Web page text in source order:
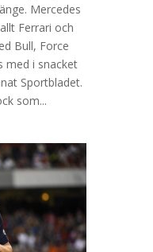
Mercedes
Ferrari och
Bull, Force
med i snacket
Sportbladet.
som...